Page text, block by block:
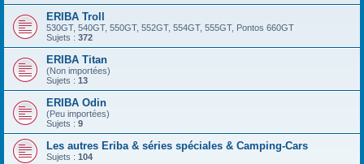
ERIBA Troll
530GT, 540GT, 550GT, 552GT, 554GT, 555GT, Pontos 660GT
Sujets : 372
ERIBA Titan
(Non importées)
Sujets : 13
ERIBA Odin
(Peu importées)
Sujets : 9
Les autres Eriba & séries spéciales & Camping-Cars
Sujets : 104